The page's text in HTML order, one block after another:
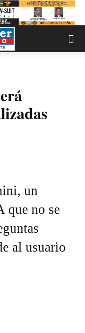
un
que no se
al usuario